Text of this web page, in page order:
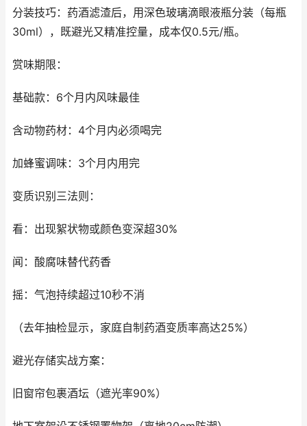
分装技巧：药酒滤渣后，用深色玻璃滴眼液瓶分装（每瓶
30ml），既避光又精准控量，成本仅0.5元/瓶。
赏味期限：
基础款：6个月内风味最佳
含动物药材：4个月内必须喝完
加蜂蜜调味：3个月内用完
变质识别三法则：
看：出现絮状物或颜色变深超30%
闻：酸腐味替代药香
摇：气泡持续超过10秒不消
（去年抽检显示，家庭自制药酒变质率高达25%）
避光存储实战方案：
旧窗帘包裹酒坛（遮光率90%）